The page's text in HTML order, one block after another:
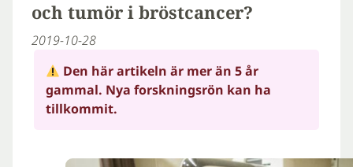
och tumör i bröstcancer?
2019-10-28
Den här artikeln är mer än 5 år
gammal. Nya forskningsrön kan ha
tillkommit.